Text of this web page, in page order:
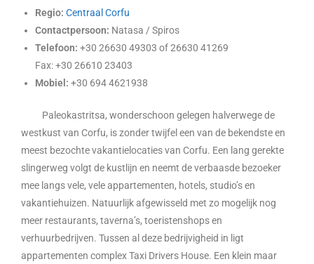
Regio: Centraal Corfu
Contactpersoon: Natasa / Spiros
Telefoon: +30 26630 49303 of 26630 41269
Fax: +30 26610 23403
Mobiel: +30 694 4621938
Paleokastritsa, wonderschoon gelegen halverwege de
westkust van Corfu, is zonder twijfel een van de bekendste en
meest bezochte vakantielocaties van Corfu. Een lang gerekte
slingerweg volgt de kustlijn en neemt de verbaasde bezoeker
mee langs vele, vele appartementen, hotels, studio’s en
vakantiehuizen. Natuurlijk afgewisseld met zo mogelijk nog
meer restaurants, taverna’s, toeristenshops en
verhuurbedrijven. Tussen al deze bedrijvigheid in ligt
appartementen complex Taxi Drivers House. Een klein maar